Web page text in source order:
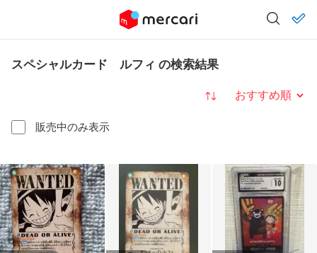
スペシャルカード ルフィ の検索結果
販売中のみ表示
並び替え